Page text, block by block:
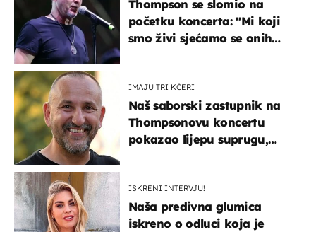
Thompson se slomio na
početku koncerta: "Mi koji
smo živi sjećamo se onih
IMAJU TRI KĆERI
Naš saborski zastupnik na
Thompsonovu koncertu
pokazao lijepu suprugu,
ISKRENI INTERVJU!
Naša predivna glumica
iskreno o odluci koja je